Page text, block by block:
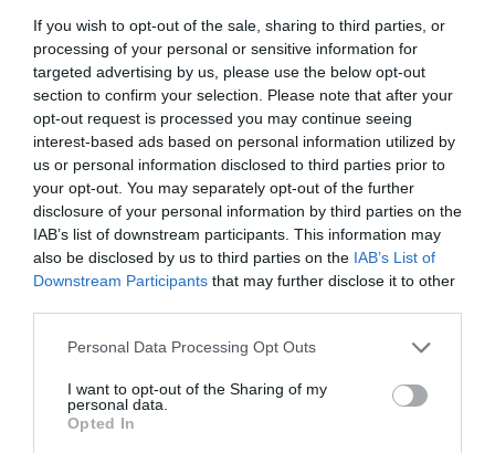
If you wish to opt-out of the sale, sharing to third parties, or
processing of your personal or sensitive information for
targeted advertising by us, please use the below opt-out
section to confirm your selection. Please note that after your
opt-out request is processed you may continue seeing
interest-based ads based on personal information utilized by
us or personal information disclosed to third parties prior to
your opt-out. You may separately opt-out of the further
disclosure of your personal information by third parties on the
IAB’s list of downstream participants. This information may
also be disclosed by us to third parties on the IAB’s List of
Downstream Participants that may further disclose it to other
Please note that this website/app uses one or more Google
not limited to your visit or usage behaviour. You may click to
grant or deny consent to Google and its third-party tags to
use your data for below specified purposes in below Google
Personal Data Processing Opt Outs
I want to opt-out of the Sharing of my
personal data.
Opted In
Τεντόγλου, Καραλής, Τζένγκο και οι
υπόλοιποι Έλληνες αθλητές
Μαύρη Θάλασσα: Η εμπορική ναυτιλία
στην πρώτη γραμμή ενός ακήρυχτου
πολέμου
5G παντού, 6G στον ορίζοντα: Πού
βρίσκεται η Ελλάδα στη μεγάλη
τεχνολογική μετάβαση
Ο “χάρτης” των πληρωμών από τον e-
ΕΦΚΑ και τη ΔΥΠΑ έως τις 14 Αυγούστου
Ακολούθησε το debater.gr στο
Google News
και μάθετε πρώτοι όλες τις ειδήσεις